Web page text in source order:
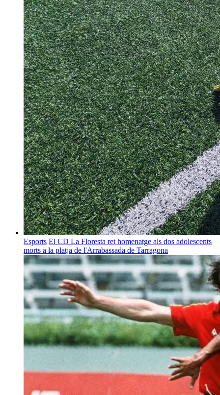
Esports El CD La Floresta ret homenatge als dos adolescents
morts a la platja de l'Arrabassada de Tarragona